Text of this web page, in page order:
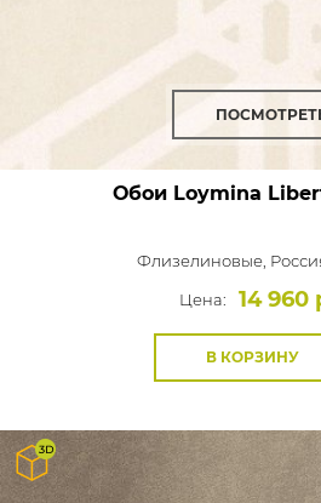
Обои Loymina
Флизелиновые,
Цена:
14 960
В КОРЗИНУ